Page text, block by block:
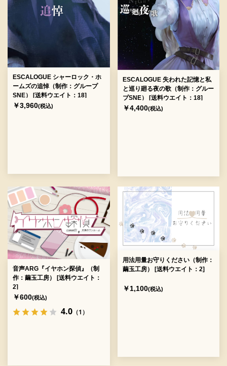
ESCALOGUE シャーロック・ホ
ームズの追悼（制作：グループ
SNE） [送料ウエイト：18]
￥3,960(税込)
ESCALOGUE 失われた記憶と私
と巡り廻る夜の歌（制作：グルー
プSNE） [送料ウエイト：18]
￥4,400(税込)
音声ARG『イヤホン探偵』（制
作：繭玉工房） [送料ウエイト：
2]
￥600(税込)
4.0 （1）
用法用量お守りください（制作：
繭玉工房） [送料ウエイト：2]
￥1,100(税込)